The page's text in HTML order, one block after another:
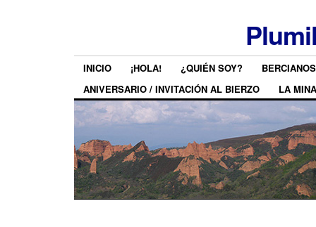
INICIO ¡HOLA! ¿QUIÉN SOY?
ANIVERSARIO / INVITACIÓN AL BIERZO
LA MINA